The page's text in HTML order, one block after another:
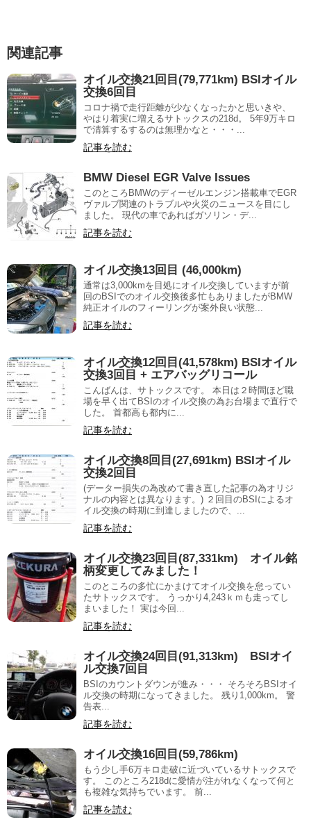
関連記事
オイル交換21回目(79,771km) BSIオイル
交換6回目
コロナ禍で走行距離が少なくなったかと思いきや、
やはり着実に増えるサトックスの218d。 5年9万キロ
で清算するするのは無理かなと・・・...
記事を読む
BMW Diesel EGR Valve Issues
このところBMWのディーゼルエンジン搭載車でEGR
ヴァルブ関連のトラブルや火災のニュースを目にし
ました。 現代の車であればガソリン・デ...
記事を読む
オイル交換13回目 (46,000km)
通常は3,000kmを目処にオイル交換していますが前
回のBSIでのオイル交換後多忙もありましたがBMW
純正オイルのフィーリングが案外良い状態...
記事を読む
オイル交換12回目(41,578km) BSIオイル
交換3回目 + エアバッグリコール
こんばんは、サトックスです。 本日は２時間ほど職
場を早く出てBSIのオイル交換の為お台場まで直行で
した。 首都高も都内に...
記事を読む
オイル交換8回目(27,691km) BSIオイル
交換2回目
(データー損失の為改めて書き直した記事の為オリジ
ナルの内容とは異なります。) ２回目のBSIによるオ
イル交換の時期に到達しましたので、...
記事を読む
オイル交換23回目(87,331km) オイル銘
柄変更してみました！
このところの多忙にかまけてオイル交換を怠ってい
たサトックスです。 うっかり4,243ｋｍも走ってし
まいました！ 実は今回...
記事を読む
オイル交換24回目(91,313km) BSIオイ
ル交換7回目
BSIのカウントダウンが進み・・・ そろそろBSIオイ
ル交換の時期になってきました。 残り1,000km。 警
告表...
記事を読む
オイル交換16回目(59,786km)
もう少し手6万キロ走破に近づいているサトックスで
す。 このところ218dに愛情が注がれなくなって何と
も複雑な気持ちでいます。 前...
記事を読む